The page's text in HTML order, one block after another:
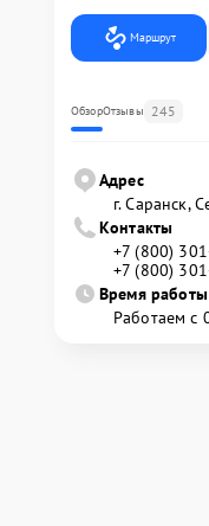
Маршрут
ОбзорОтзывы 245
Адрес
г. Саранск,
Контакты
+7 (800)
+7 (800)
Время работы
Работаем с